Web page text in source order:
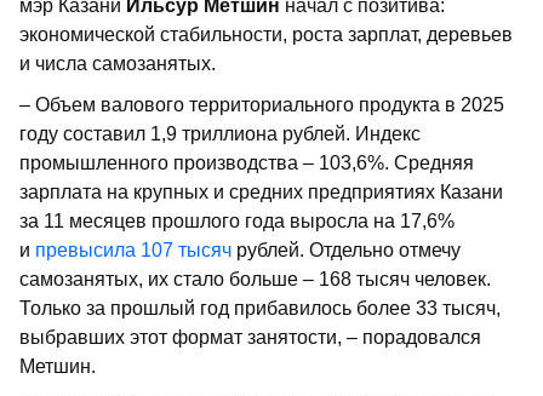
мэр Казани Ильсур Метшин начал с позитива:
экономической стабильности, роста зарплат, деревьев
и числа самозанятых.
– Объем валового территориального продукта в 2025
году составил 1,9 триллиона рублей. Индекс
промышленного производства – 103,6%. Средняя
зарплата на крупных и средних предприятиях Казани
за 11 месяцев прошлого года выросла на 17,6%
и превысила 107 тысяч рублей. Отдельно отмечу
самозанятых, их стало больше – 168 тысяч человек.
Только за прошлый год прибавилось более 33 тысяч,
выбравших этот формат занятости, – порадовался
Метшин.